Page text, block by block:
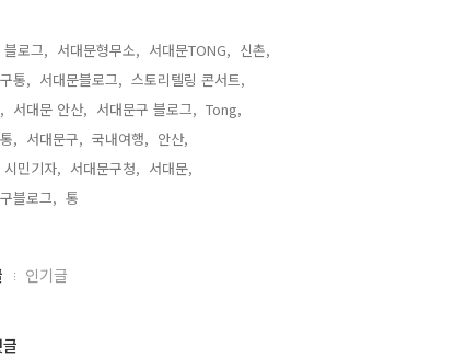
블로그, 서대문형무소, 서대문TONG, 신촌,
통, 서대문블로그, 스토리텔링 콘서트,
서대문 안산, 서대문구 블로그, Tong,
, 서대문구, 국내여행, 안산,
민기자, 서대문구청, 서대문,
블로그, 통,
인기글